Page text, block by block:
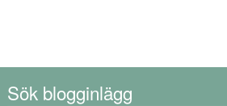
Sök blogginlägg